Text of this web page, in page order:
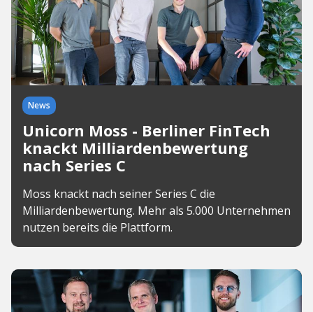
News
Unicorn Moss - Berliner FinTech
knackt Milliardenbewertung
nach Series C
Moss knackt nach seiner Series C die
Milliardenbewertung. Mehr als 5.000 Unternehmen
nutzen bereits die Plattform.